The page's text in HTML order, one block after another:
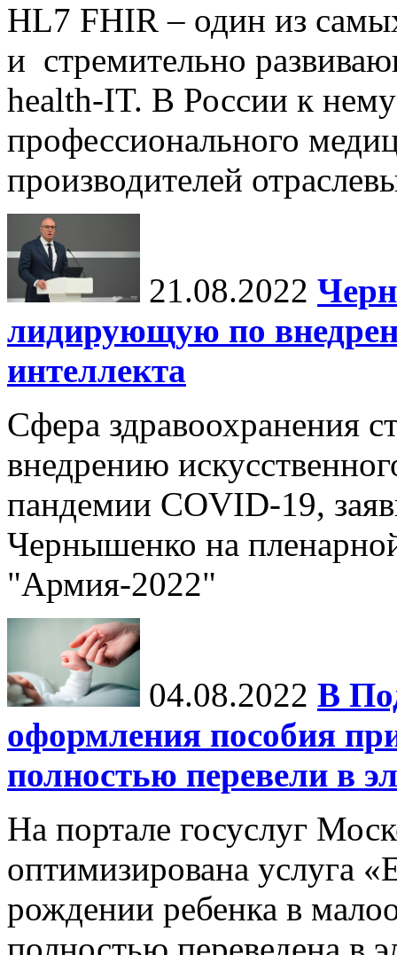
HL7 FHIR – один из
и стремительно
health-IT. В России к
профессионального
производителей
21.08.2022
лидирующую по
интеллекта
Сфера здравоохранения
внедрению
пандемии COVID-19,
Чернышенко на
"Армия-2022"
04.08.2022 В
оформления пособия
полностью перевели в
На портале госуслуг
оптимизирована услуга
рождении ребенка в